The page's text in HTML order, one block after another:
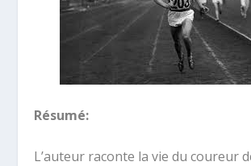
Résumé:
L’auteur raconte la vie du coureur